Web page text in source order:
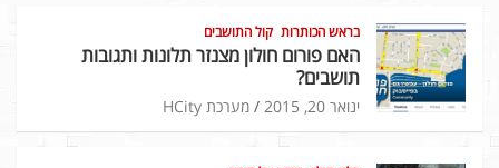
בראש הכותרות קול התושבים
האם פורום חולון מצנזר תלונות ותגובות
תושבים?
ינואר 20, 2015 מערכת HCity